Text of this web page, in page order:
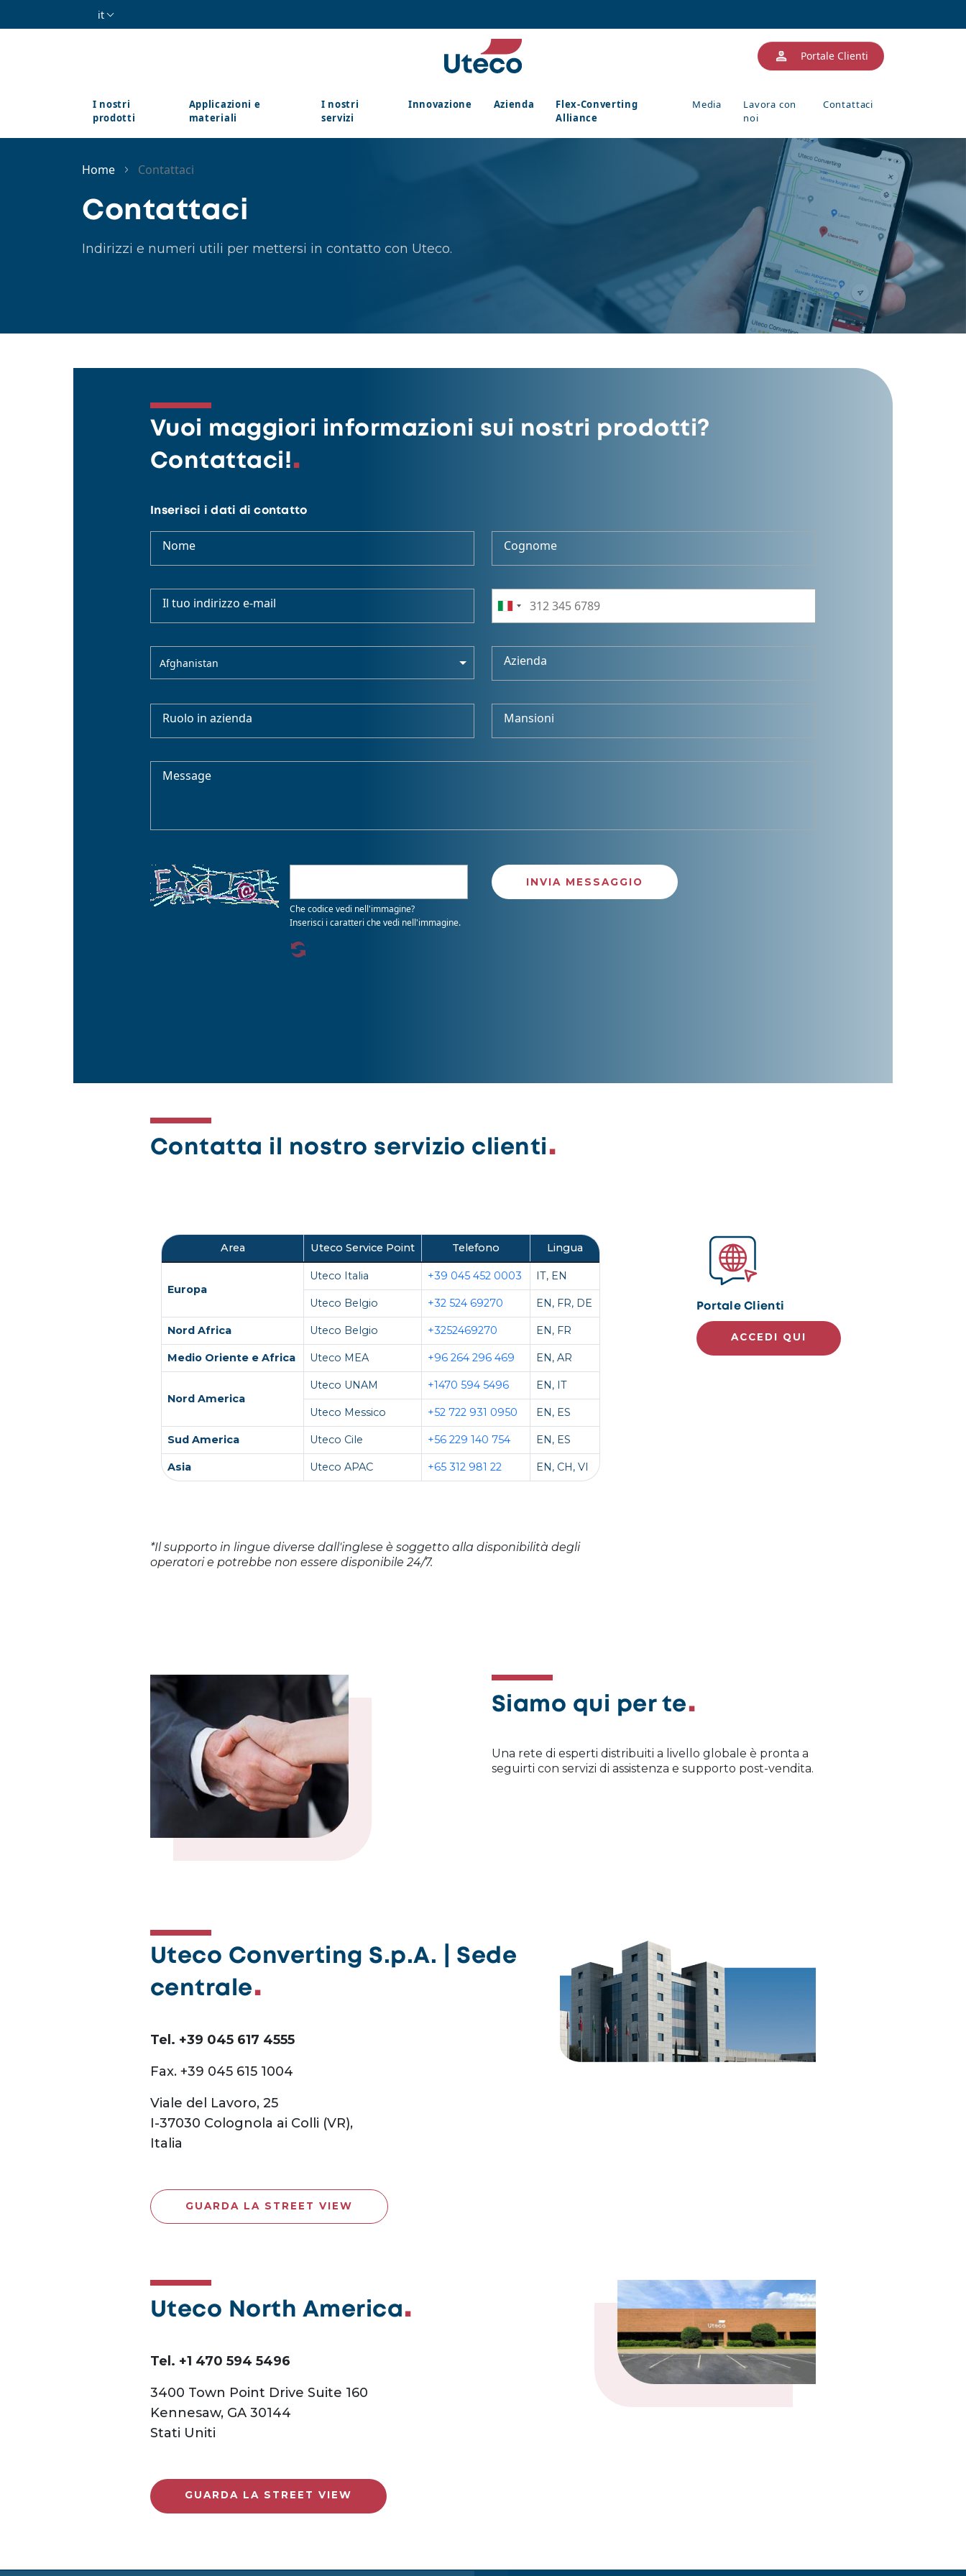
Salta al contenuto principale
it
Portale Clienti
I nostri
prodotti
Applicazioni e
materiali
I nostri
servizi
Innovazione Azienda
Flex-Converting
Alliance
Media
Lavora con
noi
Contattaci
Home Contattaci
Contattaci
Indirizzi e numeri utili per mettersi in contatto con Uteco.
Vuoi maggiori informazioni sui nostri prodotti?
Contattaci!
Inserisci i dati di contatto
Nome Cognome
Il tuo indirizzo e-mail
Afghanistan Azienda
Ruolo in azienda Mansioni
Message
Che codice vedi nell'immagine?
Inserisci i caratteri che vedi nell'immagine.
Contatta il nostro servizio clienti
Area Uteco Service Point Telefono Lingua
Europa
Uteco Italia +39 045 452 0003 IT, EN
Uteco Belgio +32 524 69270 EN, FR, DE
Nord Africa Uteco Belgio +3252469270 EN, FR
Medio Oriente e Africa Uteco MEA +96 264 296 469 EN, AR
Nord America
Uteco UNAM +1470 594 5496 EN, IT
Uteco Messico +52 722 931 0950 EN, ES
Sud America Uteco Cile +56 229 140 754 EN, ES
Asia Uteco APAC +65 312 981 22 EN, CH, VI
*Il supporto in lingue diverse dall'inglese è soggetto alla disponibilità degli
operatori e potrebbe non essere disponibile 24/7.
Portale Clienti
ACCEDI QUI
Siamo qui per te
Una rete di esperti distribuiti a livello globale è pronta a
seguirti con servizi di assistenza e supporto post-vendita.
Uteco Converting S.p.A. | Sede
centrale
Tel. +39 045 617 4555
Fax. +39 045 615 1004
Viale del Lavoro, 25
I-37030 Colognola ai Colli (VR),
Italia
GUARDA LA STREET VIEW
Uteco North America
Tel. +1 470 594 5496
3400 Town Point Drive Suite 160
Kennesaw, GA 30144
Stati Uniti
GUARDA LA STREET VIEW